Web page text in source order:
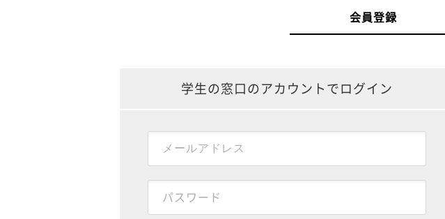
会員登録
学生の窓口のアカウントでログイン